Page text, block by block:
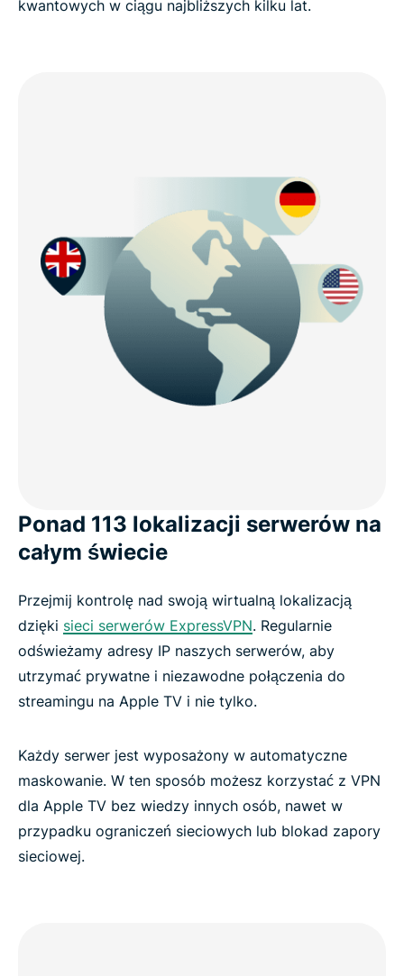
kwantowych w ciągu najbliższych kilku lat.
Ponad 113 lokalizacji serwerów na
całym świecie
Przejmij kontrolę nad swoją wirtualną lokalizacją
dzięki sieci serwerów ExpressVPN. Regularnie
odświeżamy adresy IP naszych serwerów, aby
utrzymać prywatne i niezawodne połączenia do
streamingu na Apple TV i nie tylko.
Każdy serwer jest wyposażony w automatyczne
maskowanie. W ten sposób możesz korzystać z VPN
dla Apple TV bez wiedzy innych osób, nawet w
przypadku ograniczeń sieciowych lub blokad zapory
sieciowej.